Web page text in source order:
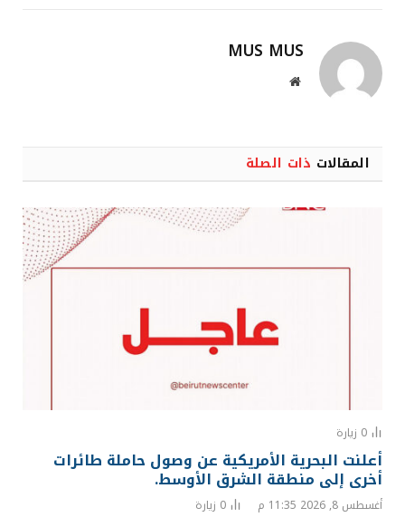
MUS MUS
موقع
المقالات ذات الصلة
0 زيارة
أعلنت البحرية الأمريكية عن وصول حاملة طائرات
أخرى إلى منطقة الشرق الأوسط.
أغسطس 8, 2026 11:35 م 0 زيارة